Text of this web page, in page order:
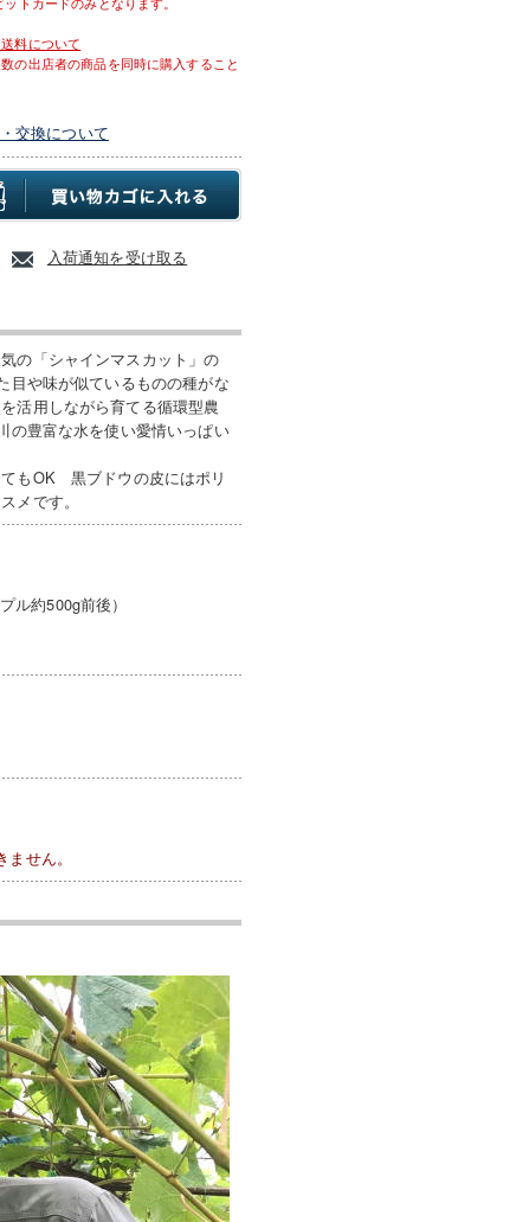
料について
の出店者の商品を同時に購入すること
交換について
入荷通知を受け取る
の「シャインマスカット」の
目や味が似ているものの種がな
活用しながら育てる循環型農
の豊富な水を使い愛情いっぱい
もOK 黒ブドウの皮にはポリ
メです。
ル約500g前後）
せん。